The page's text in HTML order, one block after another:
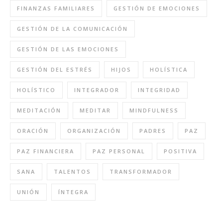
FINANZAS FAMILIARES GESTIÓN DE EMOCIONES
GESTIÓN DE LA COMUNICACIÓN
GESTIÓN DE LAS EMOCIONES
GESTIÓN DEL ESTRÉS HIJOS HOLÍSTICA
HOLÍSTICO INTEGRADOR INTEGRIDAD
MEDITACIÓN MEDITAR MINDFULNESS
ORACIÓN ORGANIZACIÓN PADRES PAZ
PAZ FINANCIERA PAZ PERSONAL POSITIVA
SANA TALENTOS TRANSFORMADOR
UNIÓN ÍNTEGRA